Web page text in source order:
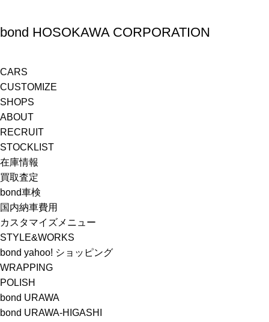
bond HOSOKAWA CORPORATION
CARS
CUSTOMIZE
SHOPS
ABOUT
RECRUIT
STOCKLIST
在庫情報
買取査定
bond車検
国内納車費用
カスタマイズメニュー
STYLE&WORKS
bond yahoo! ショッピング
WRAPPING
POLISH
bond URAWA
bond URAWA-HIGASHI